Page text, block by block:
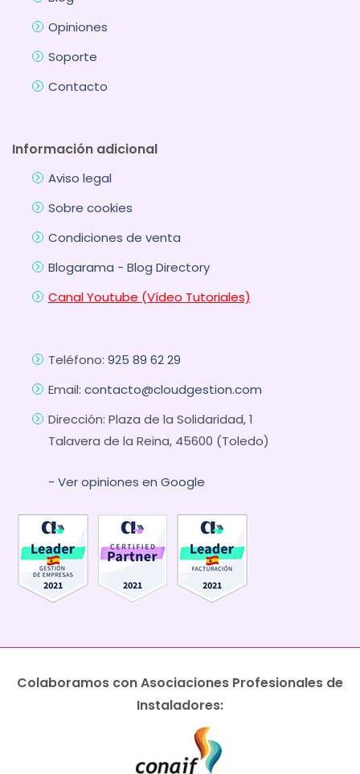
Opiniones
Soporte
Contacto
Información adicional
Aviso legal
Sobre cookies
Condiciones de venta
Blogarama - Blog Directory
Canal Youtube (Vídeo Tutoriales)
Teléfono: 925 89 62 29
Email: contacto@cloudgestion.com
Dirección: Plaza de la Solidaridad, 1
Talavera de la Reina, 45600 (Toledo)
- Ver opiniones en Google
Colaboramos con Asociaciones Profesionales de
Instaladores: